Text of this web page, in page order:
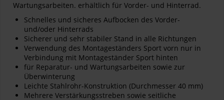
Wartungsarbeiten. erhältlich für Vorder- und Hinterrad.
Schnelles und sicheres Aufbocken des Vorder-
und/oder Hinterrads
Sicherer und sehr stabiler Stand in alle Richtungen
Verwendung des Montageständers Sport vorn nur in
Verbindung mit Montageständer Sport hinten
für Reparatur- und Wartungsarbeiten sowie zur
Überwinterung
Leichte Stahlrohr-Konstruktion (Durchmesser 40 mm)
Mehrere Verstärkungsstreben sowie seitliche